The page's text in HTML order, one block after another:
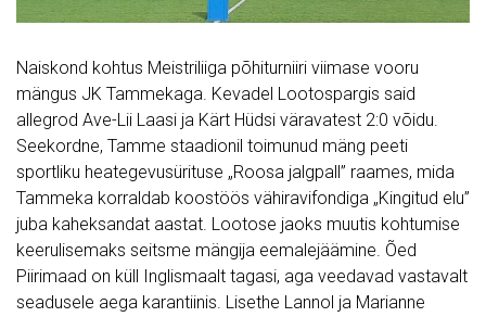
Naiskond kohtus Meistriliiga põhiturniiri viimase vooru
mängus JK Tammekaga. Kevadel Lootospargis said
allegrod Ave-Lii Laasi ja Kärt Hüdsi väravatest 2:0 võidu.
Seekordne, Tamme staadionil toimunud mäng peeti
sportliku heategevusürituse „Roosa jalgpall” raames, mida
Tammeka korraldab koostöös vähiravifondiga „Kingitud elu”
juba kaheksandat aastat. Lootose jaoks muutis kohtumise
keerulisemaks seitsme mängija eemalejäämine. Õed
Piirimaad on küll Inglismaalt tagasi, aga veedavad vastavalt
seadusele aega karantiinis. Lisethe Lannol ja Marianne